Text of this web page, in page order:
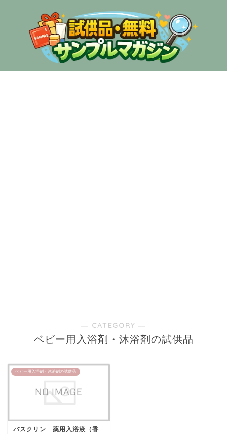
― CATEGORY ―
ベビー用入浴剤・沐浴剤の試供品
ベビー用入浴剤・沐浴剤の試供品
バスクリン 薬用入浴液（香